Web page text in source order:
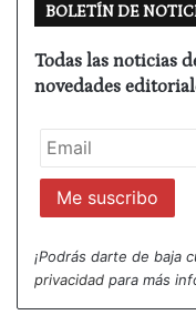
BOLETÍN DE
Todas las noticias
novedades
¡Podrás darte de baja
privacidad para más